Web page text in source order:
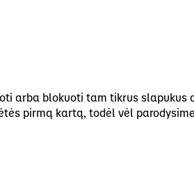
arba blokuoti tam tikrus
pirmą kartą, todėl vėl